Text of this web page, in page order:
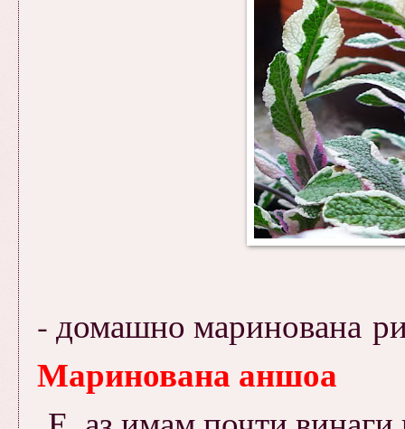
- домашно маринована
Маринована аншоа